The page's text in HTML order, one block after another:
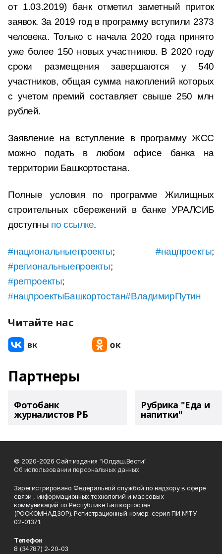
от 1.03.2019) банк отметил заметный приток
заявок. За 2019 год в программу вступили 2373
человека. Только с начала 2020 года принято
уже более 150 новых участников. В 2020 году
сроки размещения завершаются у 540
участников, общая сумма накоплений которых
с учетом премий составляет свыше 250 млн
рублей.
Заявление на вступление в программу ЖСС
можно подать в любом офисе банка на
территории Башкортостана.
Полные условия по программе Жилищных
строительных сбережений в банке УРАЛСИБ
доступны по ссылке.
#национальныепроекты;#нацпроекты;
#региональныепроекты;
#регпроекты;
#нацпроектыБашкортостан#ВладимирПутин
Читайте нас
Партнеры
Фотобанк
журналистов РБ
Рубрика "Еда и
напитки"
© 2020-2026 Сайт издания "Юлдаш.Вести"
Об использовании персональных данных
Зарегистрировано Федеральной службой по надзору в сфере
связи , информационных технологий и массовых
коммуникаций по Республике Башкортостан
(РОСКОМНАДЗОР). Регистрационный номер: серия ПИ №ТУ
02-01371.
Телефон
8 (34787) 2-20-03